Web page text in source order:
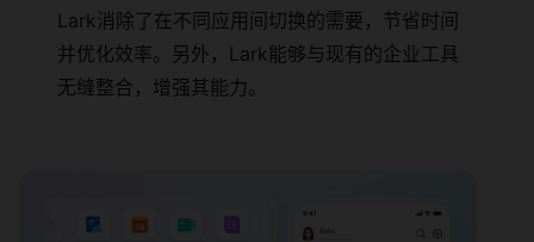
Lark消除了在不同应用间切换的需要，节省时间
并优化效率。另外，Lark能够与现有的企业工具
无缝整合，增强其能力。